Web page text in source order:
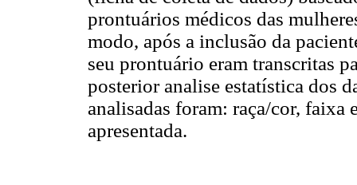
prontuários médicos das
modo, após a inclusão da
seu prontuário eram transcritas
posterior analise estatística dos
analisadas foram: raça/cor,
apresentada.